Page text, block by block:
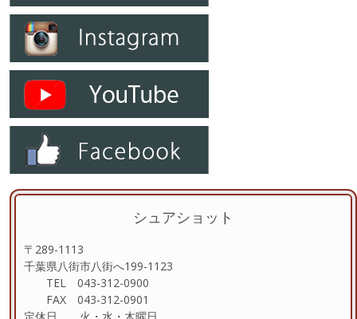
シュアショット
〒289-1113
千葉県八街市八街へ199-1123
TEL 043-312-0900
FAX 043-312-0901